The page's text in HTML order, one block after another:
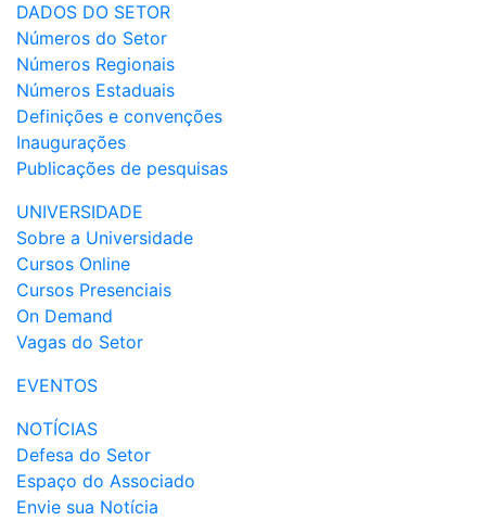
DADOS DO SETOR
Números do Setor
Números Regionais
Números Estaduais
Definições e convenções
Inaugurações
Publicações de pesquisas
UNIVERSIDADE
Sobre a Universidade
Cursos Online
Cursos Presenciais
On Demand
Vagas do Setor
EVENTOS
NOTÍCIAS
Defesa do Setor
Espaço do Associado
Envie sua Notícia